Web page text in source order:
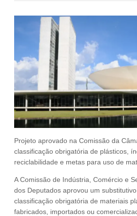
NOSSAS ASSOCIADAS
SEJA UM ASSOCIADO
VAGAS
Projeto aprovado na Comissão da
classificação obrigatória de plásticos,
reciclabilidade e metas para uso de
A Comissão de Indústria, Comércio e
dos Deputados aprovou um
classificação obrigatória de materiais
fabricados, importados ou